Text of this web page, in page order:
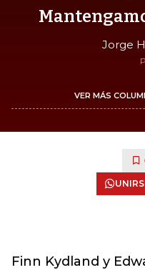
Jorge
VER MÁS
Finn Kydland y